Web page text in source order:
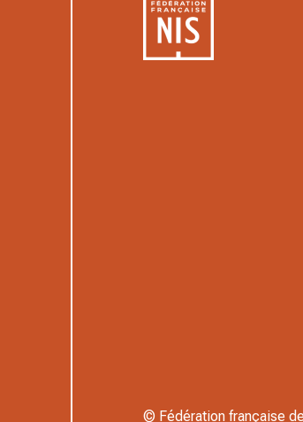
© Fédération française